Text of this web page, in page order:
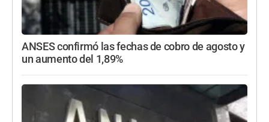
ANSES confirmó las fechas de cobro de agosto y
un aumento del 1,89%